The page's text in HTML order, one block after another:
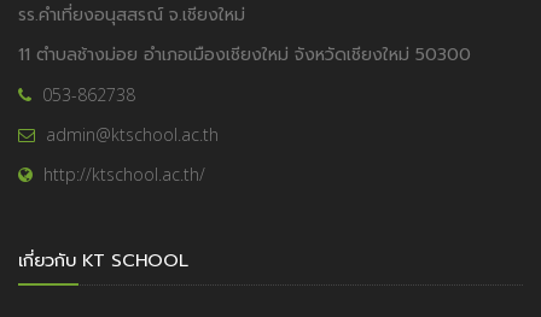
รร.คำเที่ยงอนุสสรณ์ จ.เชียงใหม่
11 ตำบลช้างม่อย อำเภอเมืองเชียงใหม่ จังหวัดเชียงใหม่ 50300
053-862738
admin@ktschool.ac.th
http://ktschool.ac.th/
เกี่ยวกับ KT SCHOOL